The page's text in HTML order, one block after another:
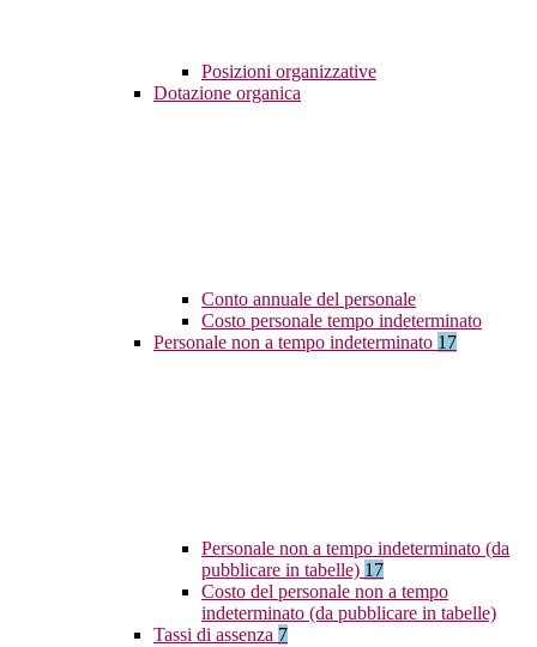
Posizioni organizzative
Dotazione organica
Conto annuale del personale
Costo personale tempo indeterminato
Personale non a tempo indeterminato 17
Personale non a tempo indeterminato (da
pubblicare in tabelle) 17
Costo del personale non a tempo
indeterminato (da pubblicare in tabelle)
Tassi di assenza 7